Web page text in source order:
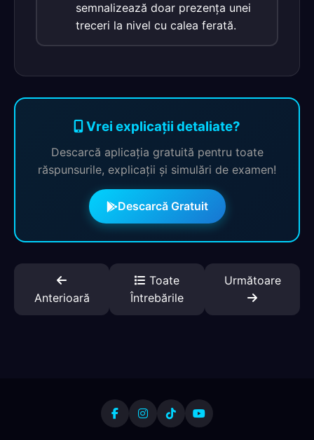
semnalizează doar prezența unei
treceri la nivel cu calea ferată.
Vrei explicații detaliate?
Descarcă aplicația gratuită pentru toate
răspunsurile, explicații și simulări de examen!
Descarcă Gratuit
Anterioară
Toate
Întrebările
Următoare